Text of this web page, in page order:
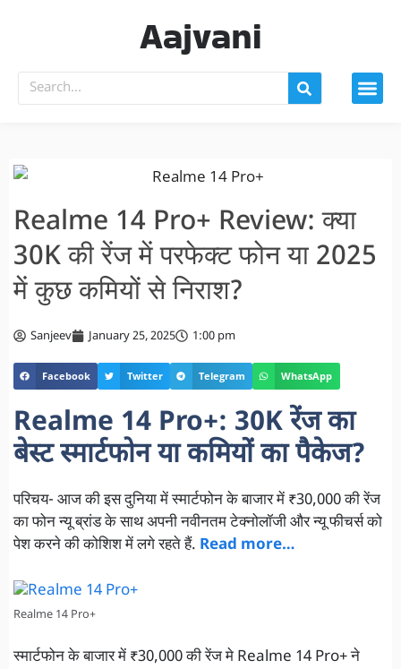
Aajvani
Realme 14 Pro+ Review: क्या
30K की रेंज में परफेक्ट फोन या 2025
में कुछ कमियों से निराश?
Sanjeev January 25, 2025 1:00 pm
Facebook Twitter Telegram WhatsApp
Realme 14 Pro+: 30K रेंज का
बेस्ट स्मार्टफोन या कमियों का पैकेज?
परिचय- आज की इस दुनिया में स्मार्टफोन के बाजार में ₹30,000 की रेंज
का फोन न्यू ब्रांड के साथ अपनी नवीनतम टेक्नोलॉजी और न्यू फीचर्स को
पेश करने की कोशिश में लगे रहते हैं. Read more…
Realme 14 Pro+
स्मार्टफोन के बाजार में ₹30,000 की रेंज मे Realme 14 Pro+ ने